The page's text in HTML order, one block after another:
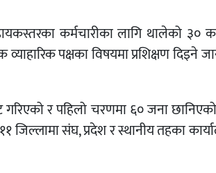
कर्मचारीका लागि थालेको ३०
पक्षका विषयमा प्रशिक्षण दिइने
गरिएको र पहिलो चरणमा ६० जना
जिल्लामा संघ, प्रदेश र स्थानीय तहका